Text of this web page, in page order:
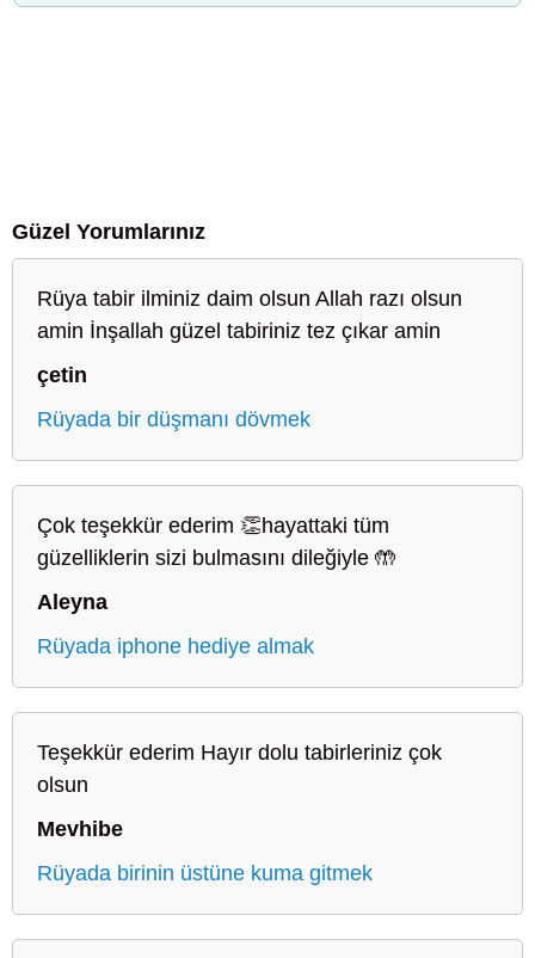
Güzel Yorumlarınız
Rüya tabir ilminiz daim olsun Allah razı olsun
amin İnşallah güzel tabiriniz tez çıkar amin
çetin
Rüyada bir düşmanı dövmek
Çok teşekkür ederim 👏hayattaki tüm
güzelliklerin sizi bulmasını dileğiyle 🤲
Aleyna
Rüyada iphone hediye almak
Teşekkür ederim Hayır dolu tabirleriniz çok
olsun
Mevhibe
Rüyada birinin üstüne kuma gitmek